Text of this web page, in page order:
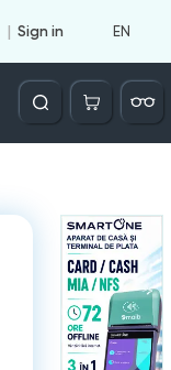
Sign in EN
Căutare